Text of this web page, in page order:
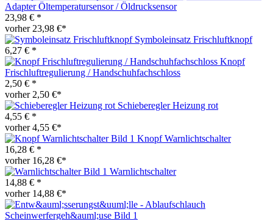
Adapter Öltemperatursensor / Öldrucksensor
23,98 € *
vorher 23,98 €*
Symboleinsatz Frischluftknopf
6,27 € *
Knopf
Frischluftregulierung / Handschuhfachschloss
2,50 € *
vorher 2,50 €*
Schieberegler Heizung rot
4,55 € *
vorher 4,55 €*
Knopf Warnlichtschalter
16,28 € *
vorher 16,28 €*
Warnlichtschalter
14,88 € *
vorher 14,88 €*